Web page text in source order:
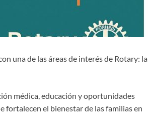
una de las áreas de interés de Rotary: la
médica, educación y oportunidades
fortalecen el bienestar de las familias en